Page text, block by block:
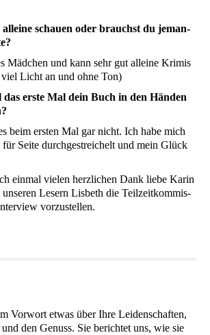
schau­en oder brauchst du jeman­
Mäd­chen und kann sehr gut allei­ne Kri­mis
Licht an und ohne Ton)
das ers­te Mal dein Buch in den Hän­den
beim ers­ten Mal gar nicht. Ich habe mich
für Sei­te durch­ge­strei­chelt und mein Glück
ein­mal vie­len herz­li­chen Dank lie­be Karin
Lesern Lis­beth die Teil­zeit­kom­mis­
vorzustellen.
Vor­wort etwas über Ihre Lei­den­schaf­ten,
den Genuss. Sie berich­tet uns, wie sie